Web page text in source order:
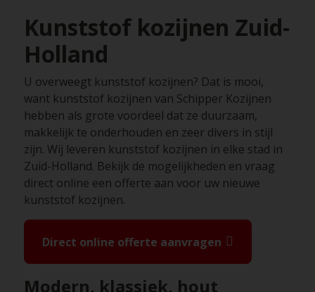
Kunststof kozijnen Zuid-
Holland
U overweegt kunststof kozijnen? Dat is mooi,
want kunststof kozijnen van Schipper Kozijnen
hebben als grote voordeel dat ze duurzaam,
makkelijk te onderhouden en zeer divers in stijl
zijn. Wij leveren kunststof kozijnen in elke stad in
Zuid-Holland. Bekijk de mogelijkheden en vraag
direct online een offerte aan voor uw nieuwe
kunststof kozijnen.
Direct online offerte aanvragen
Modern, klassiek, hout